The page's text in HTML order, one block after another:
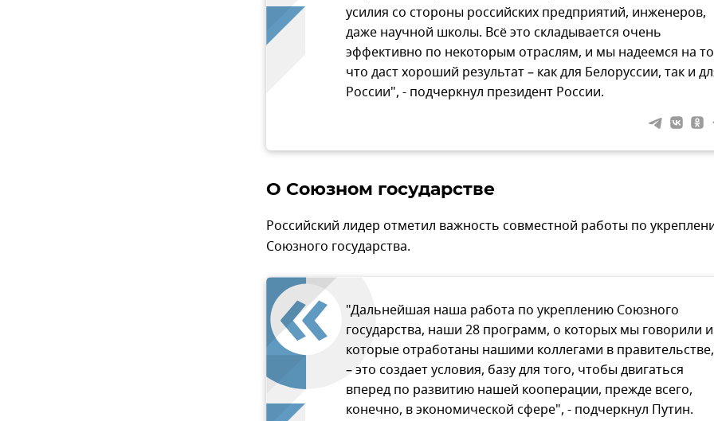
усилия со стороны российских предприятий, инженеров,
даже научной школы. Всё это складывается очень
эффективно по некоторым отраслям, и мы надеемся на
что даст хороший результат – как для Белоруссии, так и
России", - подчеркнул президент России.
О Союзном государстве
Российский лидер отметил важность совместной работы по
Союзного государства.
"Дальнейшая наша работа по укреплению Союзного
государства, наши 28 программ, о которых мы говорили и
которые отработаны нашими коллегами в правительстве,
– это создает условия, базу для того, чтобы двигаться
вперед по развитию нашей кооперации, прежде всего,
конечно, в экономической сфере", - подчеркнул Путин.